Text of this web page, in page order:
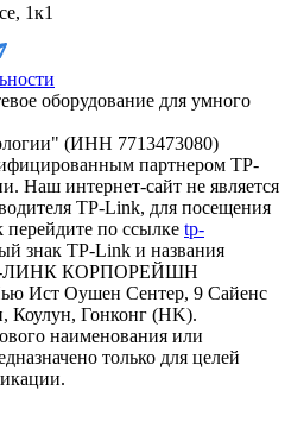
1к1
оборудование для умного
(ИНН 7713473080)
партнером TP-
Наш интернет-сайт не является
TP-Link, для посещения
по ссылке tp-
знак TP-Link и названия
ЛИНК КОРПОРЕЙШН
Ист Оушен Сентер, 9 Сайенс
Гонконг (HK).
наименования или
только для целей